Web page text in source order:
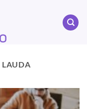
LAUDA